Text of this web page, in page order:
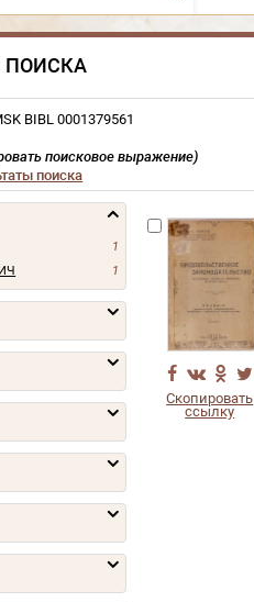
ПОИСКА
BIBL 0001379561
поисковое выражение)
поиска
1
1
Скопировать
ссылку